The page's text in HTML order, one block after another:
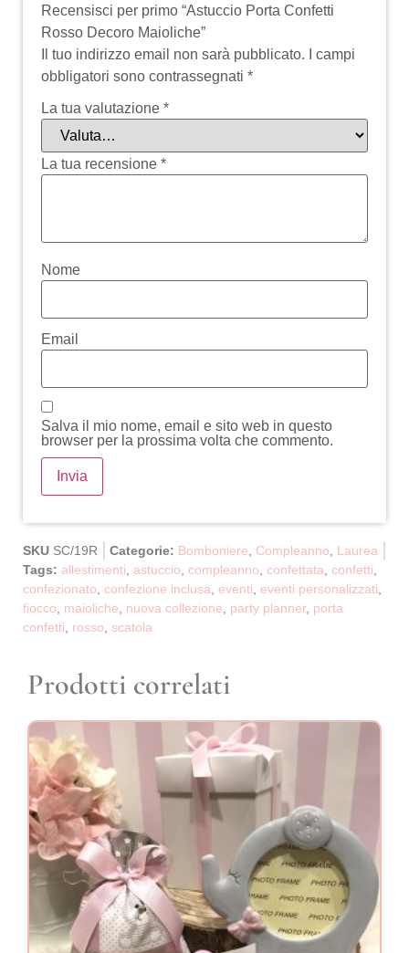
Recensisci per primo “Astuccio Porta Confetti
Rosso Decoro Maioliche”
Il tuo indirizzo email non sarà pubblicato.
I campi
obbligatori sono contrassegnati *
La tua valutazione *
La tua recensione *
Nome
Email
Salva il mio nome, email e sito web in questo
browser per la prossima volta che commento.
SKU SC/19R Categorie: Bomboniere Compleanno
Laurea
Tags: allestimenti astuccio compleanno confettata confetti
confezionato confezione inclusa eventi eventi personalizzati
fiocco
maioliche nuova collezione party planner, porta
confetti
rosso scatola
Prodotti correlati